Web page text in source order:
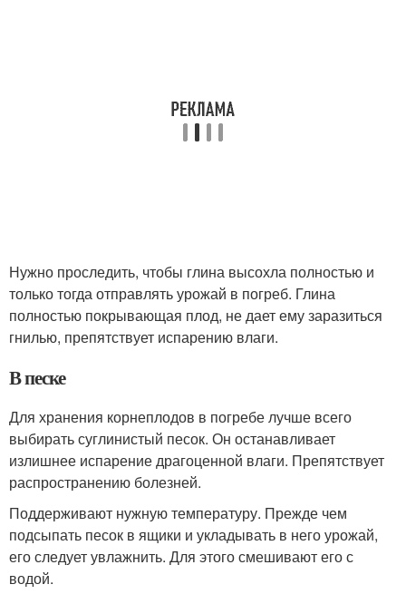
Нужно проследить, чтобы глина высохла полностью и
только тогда отправлять урожай в погреб. Глина
полностью покрывающая плод, не дает ему заразиться
гнилью, препятствует испарению влаги.
В песке
Для хранения корнеплодов в погребе лучше всего
выбирать суглинистый песок. Он останавливает
излишнее испарение драгоценной влаги. Препятствует
распространению болезней.
Поддерживают нужную температуру. Прежде чем
подсыпать песок в ящики и укладывать в него урожай,
его следует увлажнить. Для этого смешивают его с
водой.